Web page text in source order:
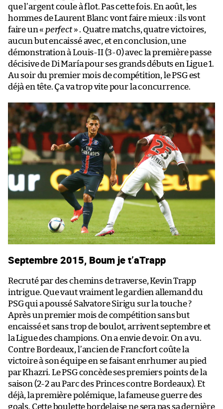
que l’argent coule à flot. Pas cette fois. En août, les
hommes de Laurent Blanc vont faire mieux : ils vont
faire un « perfect» . Quatre matchs, quatre victoires,
aucun but encaissé avec, et en conclusion, une
démonstration à Louis-II (3-0) avec la première passe
décisive de Di María pour ses grands débuts en Ligue 1.
Au soir du premier mois de compétition, le PSG est
déjà en tête. Ça va trop vite pour la concurrence.
Septembre 2015, Boum je t’aTrapp
Recruté par des chemins de traverse, Kevin Trapp
intrigue. Que vaut vraiment le gardien allemand du
PSG qui a poussé Salvatore Sirigu sur la touche ?
Après un premier mois de compétition sans but
encaissé et sans trop de boulot, arrivent septembre et
la Ligue des champions. On a envie de voir. On a vu.
Contre Bordeaux, l’ancien de Francfort coûte la
victoire à son équipe en se faisant enrhumer au pied
par Khazri. Le PSG concède ses premiers points de la
saison (2-2 au Parc des Princes contre Bordeaux). Et
déjà, la première polémique, la fameuse guerre des
goals. Cette boulette bordelaise ne sera pas sa dernière